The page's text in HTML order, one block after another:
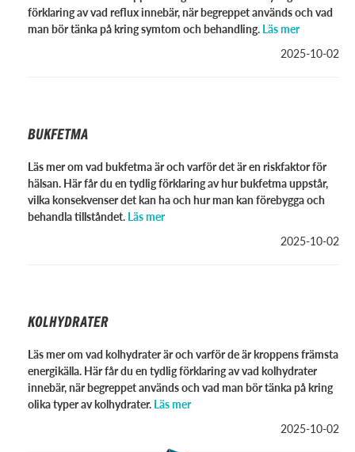
förklaring av vad reflux innebär, när begreppet används och vad
man bör tänka på kring symtom och behandling. Läs mer
2025-10-02
BUKFETMA
Läs mer om vad bukfetma är och varför det är en riskfaktor för
hälsan. Här får du en tydlig förklaring av hur bukfetma uppstår,
vilka konsekvenser det kan ha och hur man kan förebygga och
behandla tillståndet. Läs mer
2025-10-02
KOLHYDRATER
Läs mer om vad kolhydrater är och varför de är kroppens främsta
energikälla. Här får du en tydlig förklaring av vad kolhydrater
innebär, när begreppet används och vad man bör tänka på kring
olika typer av kolhydrater. Läs mer
2025-10-02